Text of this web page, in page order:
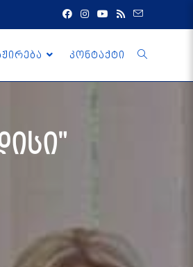
კონტაქტი